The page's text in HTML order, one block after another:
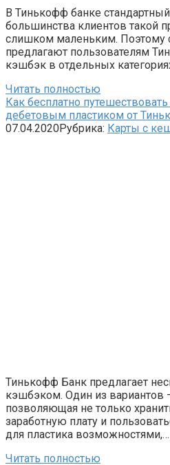
В Тинькофф банке
большинства клиентов такой
слишком маленьким. Поэтому
предлагают пользователям
кэшбэк в отдельных
Читать полностью
Как бесплатно
дебетовым пластиком от
07.04.2020Рубрика: Карты с
Тинькофф Банк предлагает
кэшбэком. Один из вариантов
позволяющая не только
заработную плату и
для пластика возможностями,…
Читать полностью